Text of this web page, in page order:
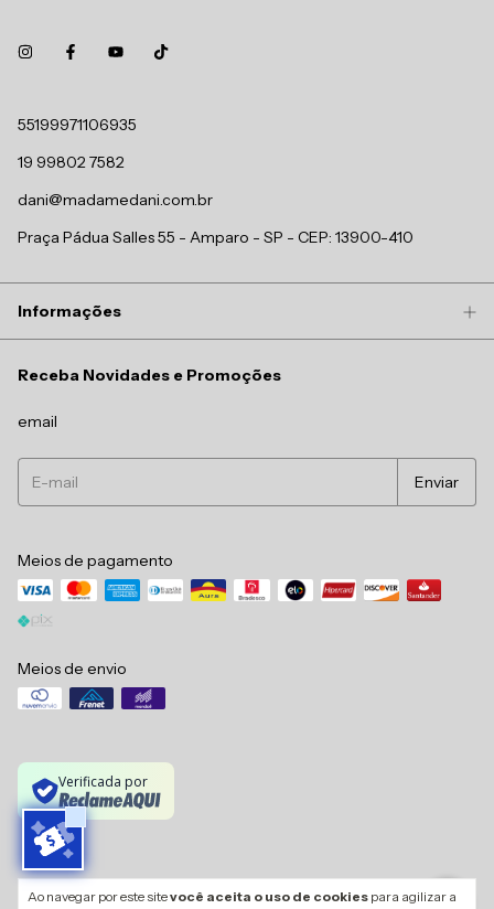
Ao navegar por este sitevocê aceita o uso de cookies para agilizar a
55199971106935
19 99802 7582
dani@madamedani.com.br
Praça Pádua Salles 55 - Amparo - SP - CEP: 13900-410
Informações
Receba Novidades e Promoções
email
Meios de pagamento
Meios de envio
Verificada por
Copyright Madame Dani - 37783837000245 - 2026. Todos os direitos
reservados.